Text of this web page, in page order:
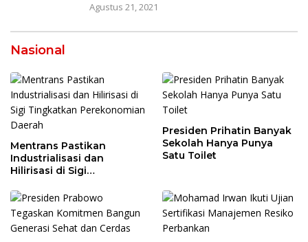
Agustus 21, 2021
Nasional
Mentrans Pastikan
Industrialisasi dan
Hilirisasi di Sigi
Perekonomian Daerah
Presiden Prihatin Banyak
Sekolah Hanya Punya
Satu Toilet